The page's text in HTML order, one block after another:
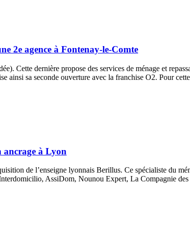
2e agence à Fontenay-le-Comte
Cette dernière propose des services de ménage et
ainsi sa seconde ouverture avec la franchise O2. Pour
ancrage à Lyon
de l’enseigne lyonnais Berillus. Ce spécialiste du
AssiDom, Nounou Expert, La Compagnie